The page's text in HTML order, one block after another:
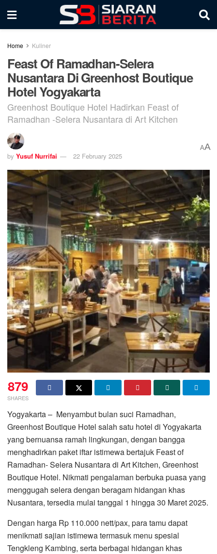
Home Kuliner
Feast Of Ramadhan-Selera
Nusantara Di Greenhost Boutique
Hotel Yogyakarta
Greenhost Boutique Hotel Hadirkan Feast of
Ramadhan -Selera Nusantara di Art Kitchen
by Yusuf Nurrifai 22 February 2025
AA
879
SHARES
Yogyakarta – Menyambut bulan suci Ramadhan,
Greenhost Boutique Hotel salah satu hotel di Yogyakarta
yang bernuansa ramah lingkungan, dengan bangga
menghadirkan paket iftar istimewa bertajuk Feast of
Ramadhan- Selera Nusantara di Art Kitchen, Greenhost
Boutique Hotel. Nikmati pengalaman berbuka puasa yang
menggugah selera dengan beragam hidangan khas
Nusantara, tersedia mulai tanggal 1 hingga 30 Maret 2025.
Dengan harga Rp 110.000 nett/pax, para tamu dapat
menikmati sajian istimewa termasuk menu spesial
Tengkleng Kambing, serta berbagai hidangan khas